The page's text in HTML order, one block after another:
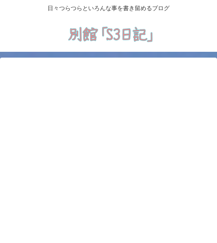
日々つらつらといろんな事を書き留めるブログ